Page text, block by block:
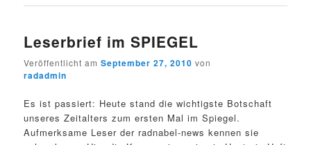
Leserbrief im SPIEGEL
Veröffentlicht amSeptember 27, 2010 von
radadmin
Es ist passiert: Heute stand die wichtigste Botschaft
unseres Zeitalters zum ersten Mal im Spiegel.
Aufmerksame Leser der radnabel-news kennen sie